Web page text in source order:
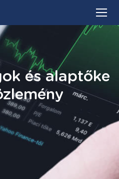
és alaptőke